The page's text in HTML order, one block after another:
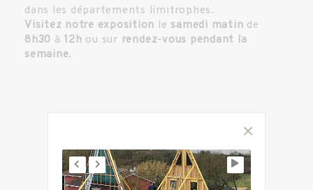
dans les départements limitrophes.
Visitez notre exposition le samedi matin de
8h30 à 12h ou sur rendez-vous pendant la
semaine.